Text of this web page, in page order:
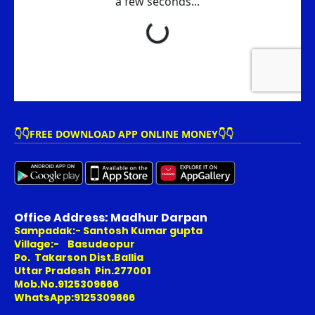
👇👇FREE DOWNLOAD APP ONLINE MONEY👇👇
Office Address: Madhur Darpan
Sampadak:- Santosh Kumar gupta
Village:- Basudeopur
Po. Takarson Dist.Ballia
Uttar Pradesh Pin.277001
Mob.No.9125309666
WhatsApp:9125309666